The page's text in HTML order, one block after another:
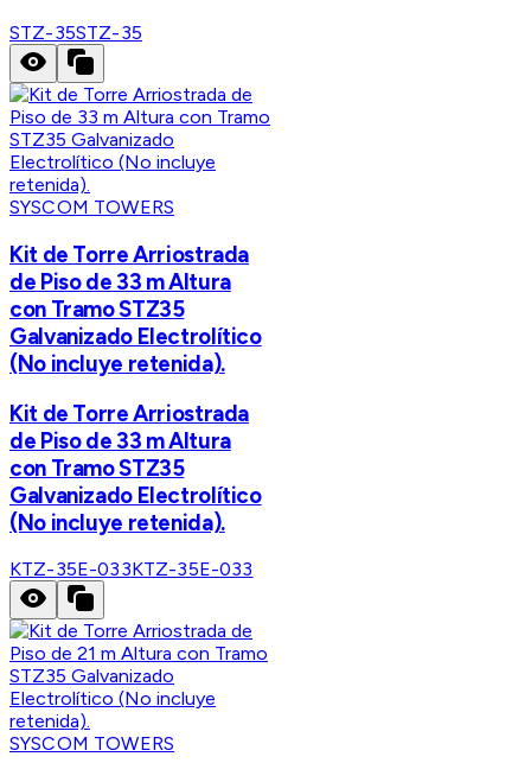
STZ-35STZ-35
SYSCOM TOWERS
Kit de Torre Arriostrada
de Piso de 33 m Altura
con Tramo STZ35
Galvanizado Electrolítico
(No incluye retenida).
Kit de Torre Arriostrada
de Piso de 33 m Altura
con Tramo STZ35
Galvanizado Electrolítico
(No incluye retenida).
KTZ-35E-033KTZ-35E-033
SYSCOM TOWERS